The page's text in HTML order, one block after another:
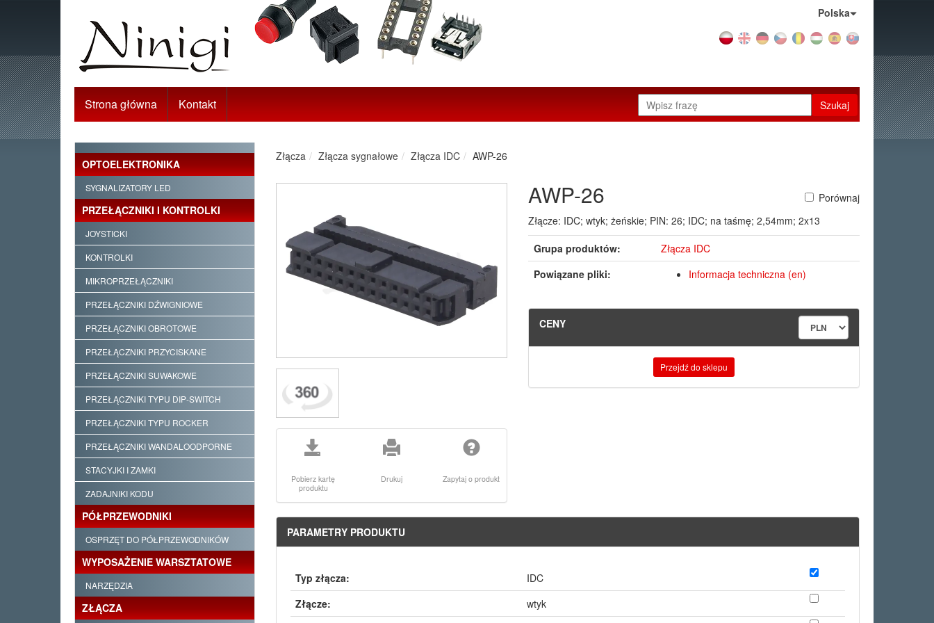
Polska
Strona główna Kontakt Szukaj
OPTOELEKTRONIKA
SYGNALIZATORY LED
PRZEŁĄCZNIKI I KONTROLKI
JOYSTICKI
KONTROLKI
MIKROPRZEŁĄCZNIKI
PRZEŁĄCZNIKI DŹWIGNIOWE
PRZEŁĄCZNIKI OBROTOWE
PRZEŁĄCZNIKI PRZYCISKANE
PRZEŁĄCZNIKI SUWAKOWE
PRZEŁĄCZNIKI TYPU DIP-SWITCH
PRZEŁĄCZNIKI TYPU ROCKER
PRZEŁĄCZNIKI WANDALOODPORNE
STACYJKI I ZAMKI
ZADAJNIKI KODU
PÓŁPRZEWODNIKI
OSPRZĘT DO PÓŁPRZEWODNIKÓW
WYPOSAŻENIE WARSZTATOWE
NARZĘDZIA
ZŁĄCZA
Złącza Złącza sygnałowe Złącza IDC AWP-26
Pobierz kartę
produktu
Drukuj Zapytaj o produkt
AWP-26
Porównaj
Złącze: IDC; wtyk; żeńskie; PIN: 26; IDC; na taśmę; 2,54mm; 2x13
Grupa produktów:
Złącza IDC
Powiązane pliki:
Informacja techniczna (en)
CENY
Przejdź do sklepu
PARAMETRY PRODUKTU
Typ złącza:
IDC
Złącze:
wtyk